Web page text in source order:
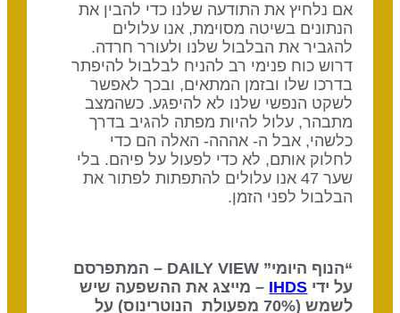
אם נלחיץ את התודעה שלנו כדי להבין את
הנתונים בשיטה מסוימת, אנו עלולים
להגביר את הבלבול שלנו ולעורר חרדה.
דרוש כוח פנימי רב להניח לבלבול להיפתר
בדרכו שלו ובזמן המתאים, ובכך לאפשר
לשקט הנפשי שלנו לא להיפגע. כשהמצב
מתבהר, עלול להיות מפתה להגיב בדרך
כלשהי, אבל ה- אההה- האלה הם כדי
לחלוק אותם, לא כדי לפעול על פיהם. בלי
שער 47 אנו עלולים להתפתות לפתור את
הבלבול לפני הזמן.
“הנוף היומי” DAILY VIEW – המתפרסם
על ידיIHDS – מייצג את ההשפעה שיש
לשמש (70% מפעולת הנוטרינוס) על